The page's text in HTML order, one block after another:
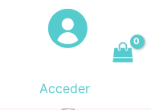
Acceder